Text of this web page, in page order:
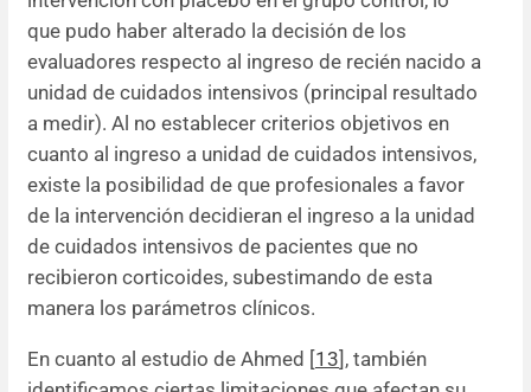
que pudo haber alterado la decisión de los
evaluadores respecto al ingreso de recién nacido a
unidad de cuidados intensivos (principal resultado
a medir). Al no establecer criterios objetivos en
cuanto al ingreso a unidad de cuidados intensivos,
existe la posibilidad de que profesionales a favor
de la intervención decidieran el ingreso a la unidad
de cuidados intensivos de pacientes que no
recibieron corticoides, subestimando de esta
manera los parámetros clínicos.
En cuanto al estudio de Ahmed [13], también